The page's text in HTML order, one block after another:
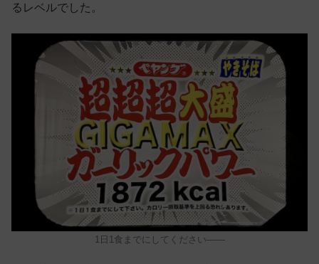
るレベルでした。
1日1食までにしてください——